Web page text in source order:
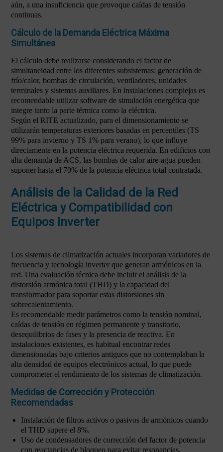
aún, a una insuficiencia que provoque caídas de tensión
continuas.
Cálculo de la Demanda Eléctrica Máxima
Simultánea
El cálculo debe realizarse considerando el factor de
simultaneidad entre los diferentes subsistemas: generación de
frío/calor, bombas de circulación, ventiladores, unidades
terminales y sistemas auxiliares. En instalaciones complejas es
recomendable utilizar software de simulación energética que
integre tanto la parte térmica como la eléctrica.
Según el RITE actualizado, para el dimensionamiento se
utilizarán temperaturas exteriores basadas en percentiles (TS
99% para invierno y TS 1% para verano), lo que influye
directamente en la potencia eléctrica requerida. En edificios con
alta demanda de ACS, las bombas de calor aire-agua pueden
suponer hasta el 70% de la potencia eléctrica total contratada.
Análisis de la Calidad de la Red
Eléctrica y Compatibilidad con
Equipos Inverter
Los sistemas de climatización actuales incorporan variadores de
frecuencia y tecnología inverter que generan armónicos en la
red. Una evaluación técnica debe incluir el análisis de la
distorsión armónica total (THD) y la capacidad del
transformador para soportar estas distorsiones sin
sobrecalentamiento.
Es recomendable medir parámetros como la tensión nominal,
caídas de tensión en régimen permanente y transitorio,
desequilibrios de fases y la presencia de reactiva. En
instalaciones existentes, es habitual encontrar redes
dimensionadas bajo criterios antiguos que no contemplaban la
alta densidad de equipos electrónicos actual, lo que puede
comprometer el rendimiento de los sistemas de climatización.
Medidas de Corrección y Protección
Recomendadas
Instalación de filtros activos o pasivos de armónicos cuando
el THD supere el 8%.
Uso de condensadores de corrección del factor de potencia
con reactancias de bloqueo para evitar resonancias.